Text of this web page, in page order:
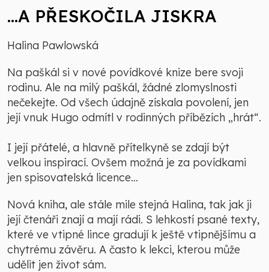
…A PŘESKOČILA JISKRA
Halina Pawlowská
Na paškál si v nové povídkové knize bere svoji
rodinu. Ale na milý paškál, žádné zlomyslnosti
nečekejte. Od všech údajně získala povolení, jen
její vnuk Hugo odmítl v rodinných příbězích „hrát“.
I její přátelé, a hlavně přítelkyně se zdají být
velkou inspirací. Ovšem možná je za povídkami
jen spisovatelská licence…
Nová kniha, ale stále mile stejná Halina, tak jak ji
její čtenáři znají a mají rádi. S lehkostí psané texty,
které ve vtipné lince gradují k ještě vtipnějšímu a
chytrému závěru. A často k lekci, kterou může
udělit jen život sám.